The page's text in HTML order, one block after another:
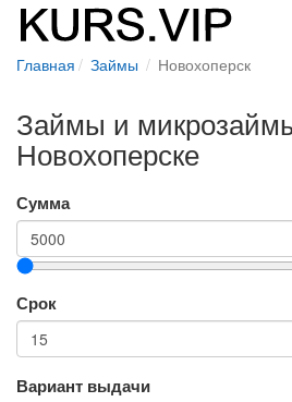
Главная Займы Новохоперск
Займы и
Новохоперске
Сумма
Срок
Вариант выдачи